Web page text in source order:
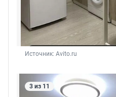
Источник: Avito.ru
3 из 11